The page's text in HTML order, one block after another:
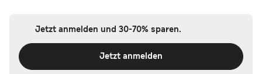
Jetzt anmelden und 30-70% sparen.
Jetzt anmelden